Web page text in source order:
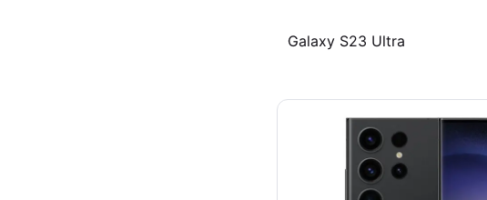
Galaxy S23 Ultra